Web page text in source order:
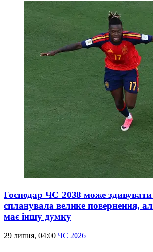
Господар ЧС-2038 може
спланувала велике повернення,
має іншу думку
29 липня, 04:00 ЧС 2026